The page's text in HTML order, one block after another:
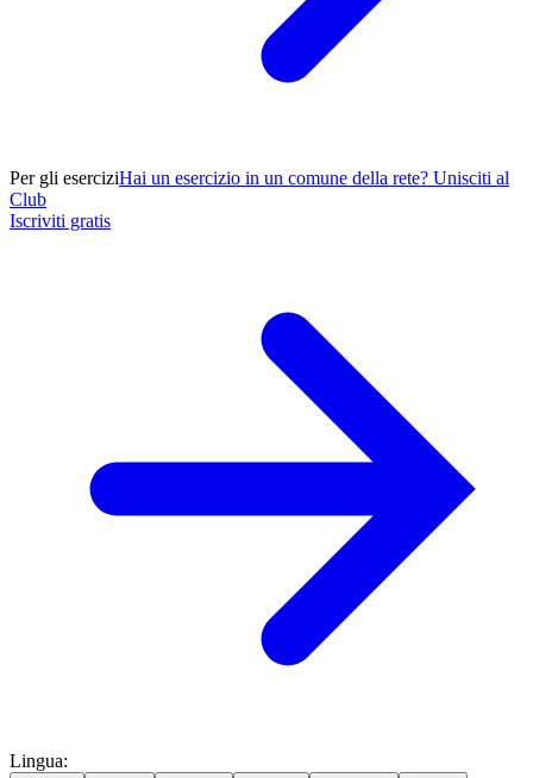
Per gli eserciziHai un esercizio in un comune della rete? Unisciti al
Club
Iscriviti gratis
Lingua: